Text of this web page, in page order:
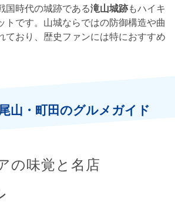
国時代の城跡である滝山城跡もハイキ
トです。山城ならではの防御構造や曲
ており、歴史ファンには特におすすめ
山・町田のグルメガイド
の味覚と名店